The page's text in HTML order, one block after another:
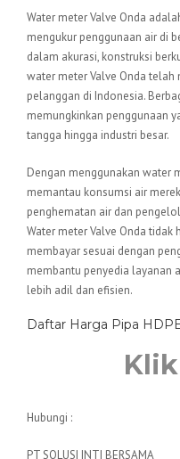
Water meter Valve Onda
mengukur penggunaan air di
dalam akurasi, konstruksi
water meter Valve Onda
pelanggan di Indonesia.
memungkinkan penggunaan
tangga hingga industri besar.
Dengan menggunakan water
memantau konsumsi air
penghematan air dan
Water meter Valve Onda
membayar sesuai dengan
membantu penyedia layanan
lebih adil dan efisien.
Daftar Harga Pipa
Klik
Hubungi :
PT SOLUSI INTI BERSAMA